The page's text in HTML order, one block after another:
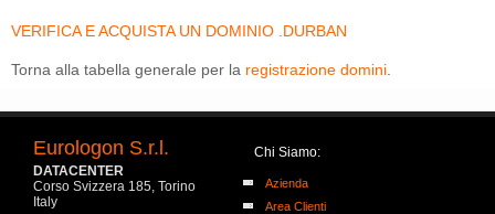
VERIFICA E ACQUISTA UN DOMINIO .DURBAN
Torna alla tabella generale per la registrazione domini
Eurologon S.r.l.
DATACENTER
Corso Svizzera 185, Torino
Italy
Chi Siamo:
Azienda
Area Clienti